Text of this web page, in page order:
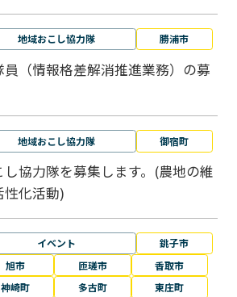
地域おこし協力隊 勝浦市
（情報格差解消推進業務）の募
地域おこし協力隊 御宿町
協力隊を募集します。(農地の維
化活動)
イベント
銚子市
旭市
匝瑳市
香取市
神崎町
多古町 東庄町